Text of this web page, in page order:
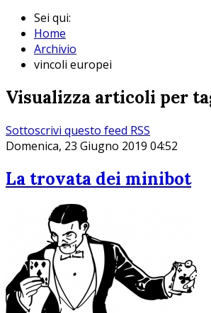
Sei qui:
Home
Archivio
vincoli europei
Visualizza articoli per
Sottoscrivi questo feed RSS
Domenica, 23 Giugno 2019 04:52
La trovata dei minibot